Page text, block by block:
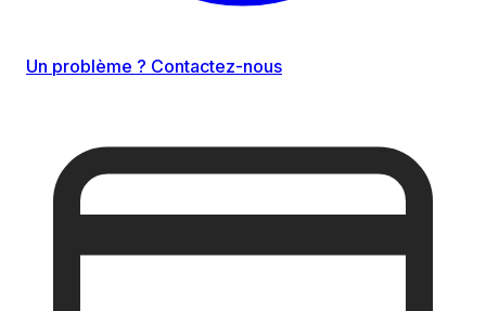
Un problème ? Contactez-nous